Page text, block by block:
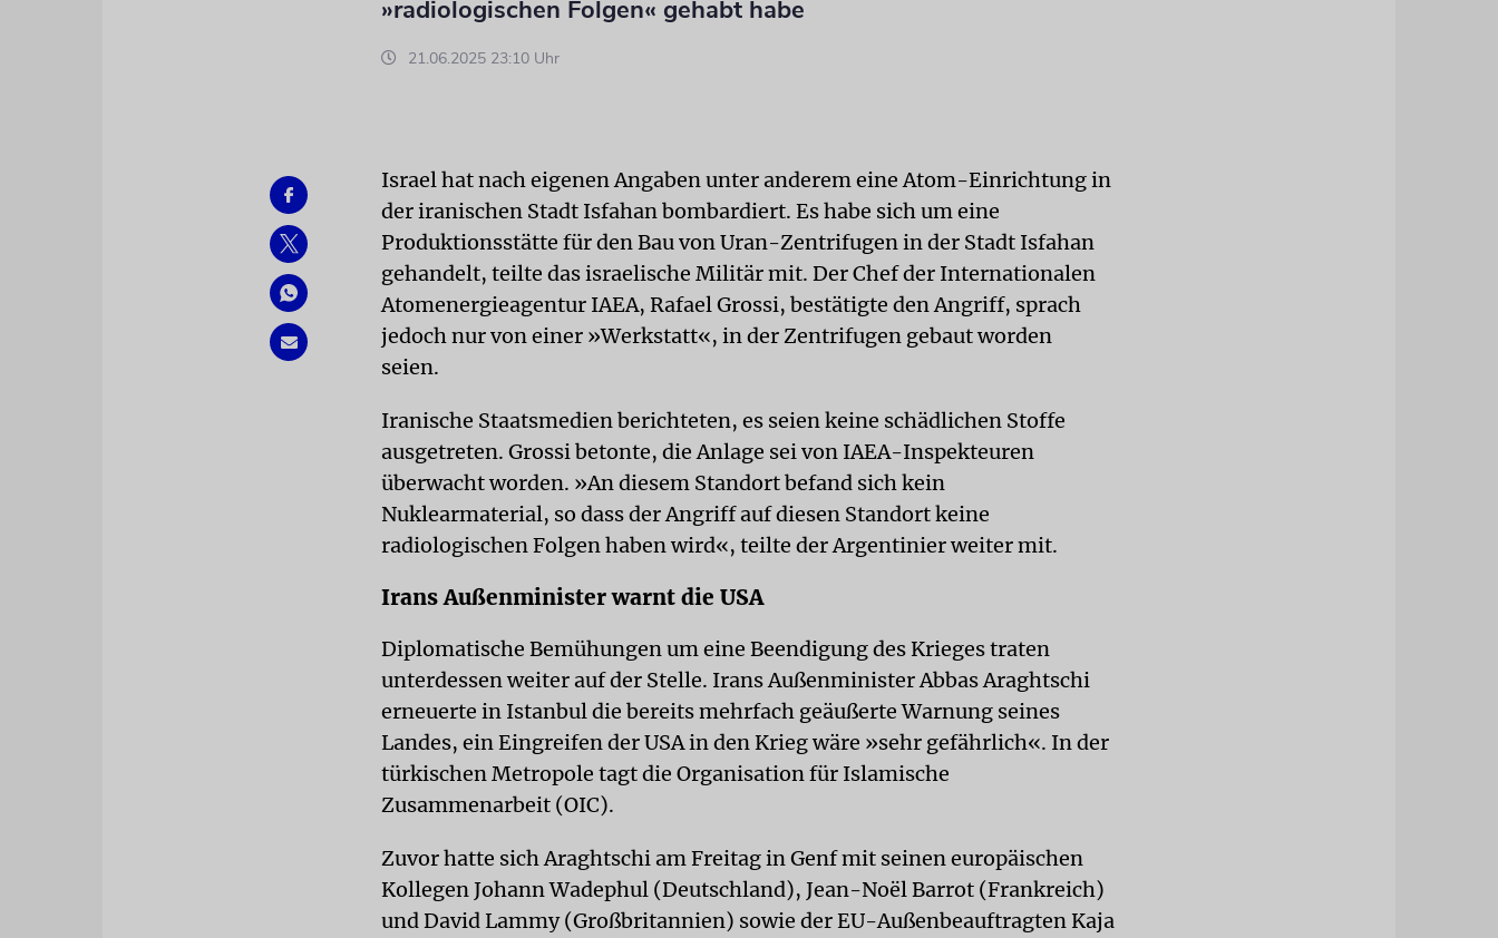
»radiologischen Folgen« gehabt habe
21.06.2025 23:10 Uhr
Israel hat nach eigenen Angaben unter anderem eine Atom-Einrichtung in
der iranischen Stadt Isfahan bombardiert. Es habe sich um eine
Produktionsstätte für den Bau von Uran-Zentrifugen in der Stadt Isfahan
gehandelt, teilte das israelische Militär mit. Der Chef der Internationalen
Atomenergieagentur IAEA, Rafael Grossi, bestätigte den Angriff, sprach
jedoch nur von einer »Werkstatt«, in der Zentrifugen gebaut worden
seien.
Iranische Staatsmedien berichteten, es seien keine schädlichen Stoffe
ausgetreten. Grossi betonte, die Anlage sei von IAEA-Inspekteuren
überwacht worden. »An diesem Standort befand sich kein
Nuklearmaterial, so dass der Angriff auf diesen Standort keine
radiologischen Folgen haben wird«, teilte der Argentinier weiter mit.
Irans Außenminister warnt die USA
Diplomatische Bemühungen um eine Beendigung des Krieges traten
unterdessen weiter auf der Stelle. Irans Außenminister Abbas Araghtschi
erneuerte in Istanbul die bereits mehrfach geäußerte Warnung seines
Landes, ein Eingreifen der USA in den Krieg wäre »sehr gefährlich«. In der
türkischen Metropole tagt die Organisation für Islamische
Zusammenarbeit (OIC).
Zuvor hatte sich Araghtschi am Freitag in Genf mit seinen europäischen
Kollegen Johann Wadephul (Deutschland), Jean-Noël Barrot (Frankreich)
und David Lammy (Großbritannien) sowie der EU-Außenbeauftragten Kaja